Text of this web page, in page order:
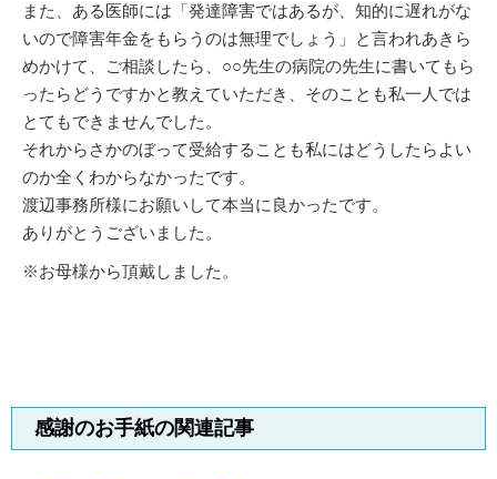
また、ある医師には「発達障害ではあるが、知的に遅れがな
いので障害年金をもらうのは無理でしょう」と言われあきら
めかけて、ご相談したら、○○先生の病院の先生に書いてもら
ったらどうですかと教えていただき、そのことも私一人では
とてもできませんでした。
それからさかのぼって受給することも私にはどうしたらよい
のか全くわからなかったです。
渡辺事務所様にお願いして本当に良かったです。
ありがとうございました。
※お母様から頂戴しました。
感謝のお手紙の関連記事